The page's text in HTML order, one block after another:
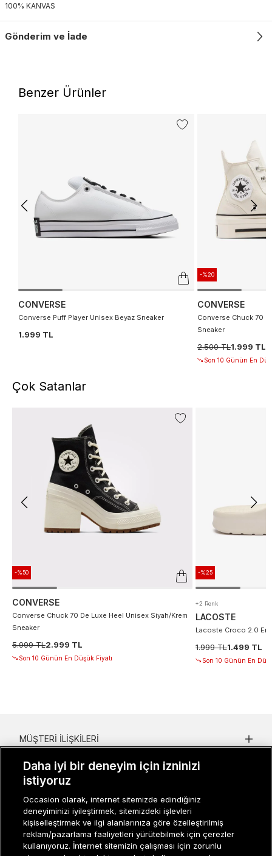
100% KANVAS
Gönderim ve İade
Benzer Ürünler
CONVERSE
Converse Puff Player Unisex Beyaz Sneaker
1.999 TL
-%20
CONVERSE
Converse Chuck 70
Sneaker
2.500 TL1.999 TL
Son 10 Günün En
Çok Satanlar
-%50
CONVERSE
Converse Chuck 70 De Luxe Heel Unisex Siyah/Krem
Sneaker
5.999 TL2.999 TL
Son 10 Günün En Düşük Fiyatı
-%25
+2 Renk
LACOSTE
Lacoste Croco 2.0
1.999 TL1.499 TL
Son 10 Günün En
MÜŞTERI İLIŞKILERI
KURUMSAL
KADIN KATEGORILER
GRUP MARKALAR
ERKEK KATEGORILER
Daha iyi bir deneyim için izninizi
istiyoruz
Occasion olarak, internet sitemizde edindiğiniz
deneyiminizi iyileştirmek, sitemizdeki işlevleri
kişiselleştirmek ve ilgi alanlarınıza göre özelleştirilmiş
reklam/pazarlama faaliyetleri yürütebilmek için çerezler
kullanıyoruz. İnternet sitemizin çalışması için zorunlu